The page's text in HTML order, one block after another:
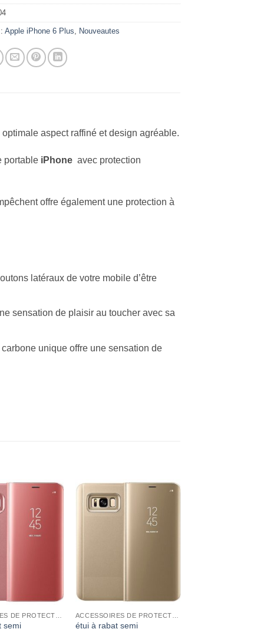
:Apple iPhone 6 Plus, Nouveautes
aspect raffiné et design agréable.
portable iPhone avec protection
offre également une protection à
latéraux de votre mobile d’être
sensation de plaisir au toucher avec sa
unique offre une sensation de
semi
étui à rabat semi